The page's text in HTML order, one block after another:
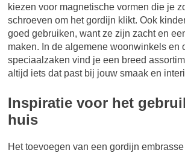
kiezen voor magnetische vormen die je
schroeven om het gordijn klikt. Ook
goed gebruiken, want ze zijn zacht en
maken. In de algemene woonwinkels en
speciaalzaken vind je een breed
altijd iets dat past bij jouw smaak en
Inspiratie voor het
huis
Het toevoegen van een gordijn